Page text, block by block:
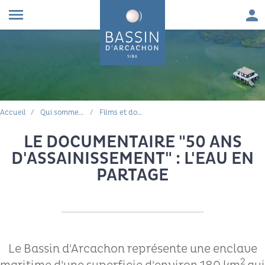
menu
FIL D'ARIANE
Accueil Qui sommes-nous ? Films et documentaires
LE DOCUMENTAIRE "50 ANS
D'ASSAINISSEMENT" : L'EAU EN
PARTAGE
Le Bassin d'Arcachon représente une enclave
2